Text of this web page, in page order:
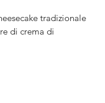
tradizionale
di crema di